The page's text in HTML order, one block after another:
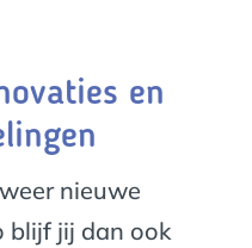
en
nieuwe
blijf jij dan ook